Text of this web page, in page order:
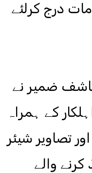
خلاف 2 مقدمات درج کرلئے
ضمیر نے
کے ہمراہ
تصاویر شیئر
والے